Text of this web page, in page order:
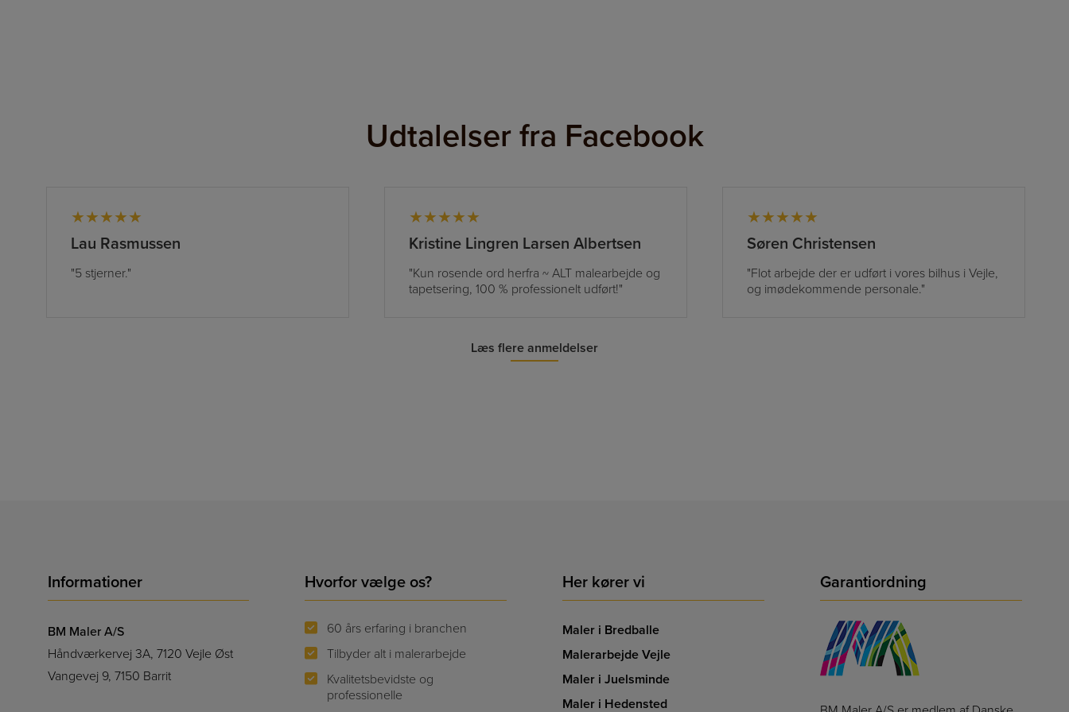
Udtalelser fra Facebook
★★★★★
Lau Rasmussen
"5 stjerner."
★★★★★
Kristine Lingren Larsen Albertsen
"Kun rosende ord herfra ~ ALT malearbejde og
tapetsering, 100 % professionelt udført!"
★★★★★
Søren Christensen
"Flot arbejde der er udført i vores bilhus i Vejle,
og imødekommende personale."
Læs flere anmeldelser
Informationer
BM Maler A/S
Håndværkervej 3A, 7120 Vejle Øst
Vangevej 9, 7150 Barrit
Hvorfor vælge os?
60 års erfaring i branchen
Tilbyder alt i malerarbejde
Kvalitetsbevidste og
professionelle
Her kører vi
Maler i Bredballe
Malerarbejde Vejle
Maler i Juelsminde
Maler i Hedensted
Garantiordning